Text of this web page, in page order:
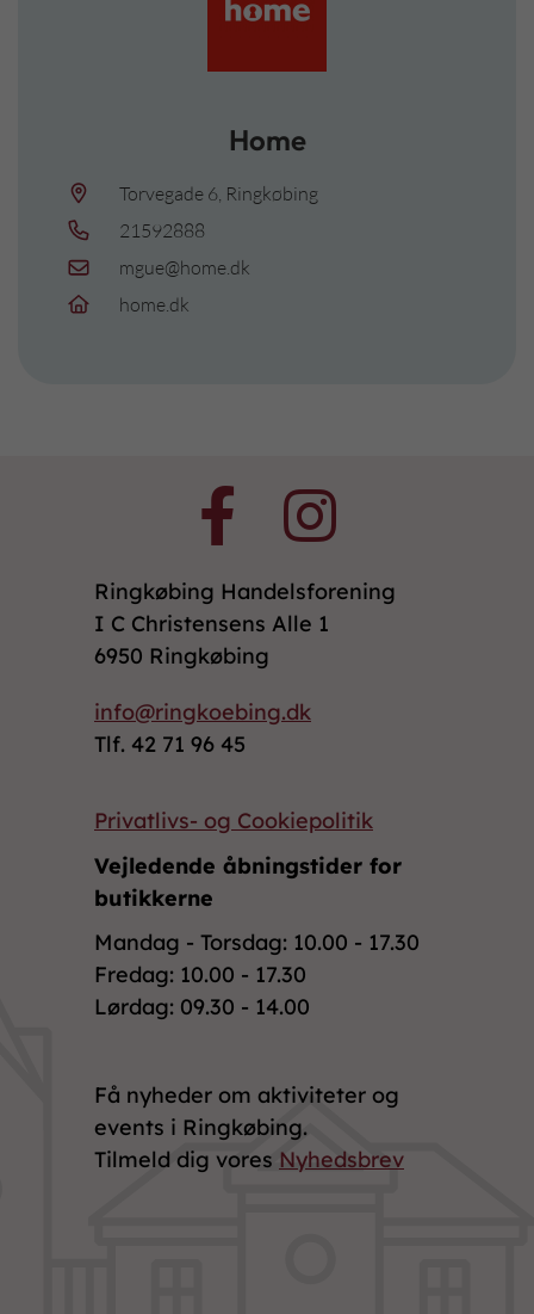
Home
Torvegade 6, Ringkøbing
21592888
mgue@home.dk
home.dk
Ringkøbing Handelsforening
I C Christensens Alle 1
6950 Ringkøbing
info@ringkoebing.dk
Tlf. 42 71 96 45
Privatlivs- og Cookiepolitik
Vejledende åbningstider for
butikkerne
Mandag - Torsdag: 10.00 - 17.30
Fredag: 10.00 - 17.30
Lørdag: 09.30 - 14.00
Få nyheder om aktiviteter og
events i Ringkøbing.
Tilmeld dig vores Nyhedsbrev